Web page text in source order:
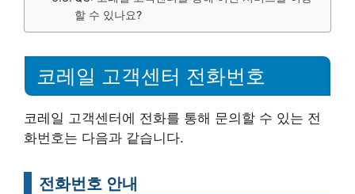
할 수 있나요?
코레일 고객센터 전화번호
코레일 고객센터에 전화를 통해 문의할 수 있는 전
화번호는 다음과 같습니다.
전화번호 안내